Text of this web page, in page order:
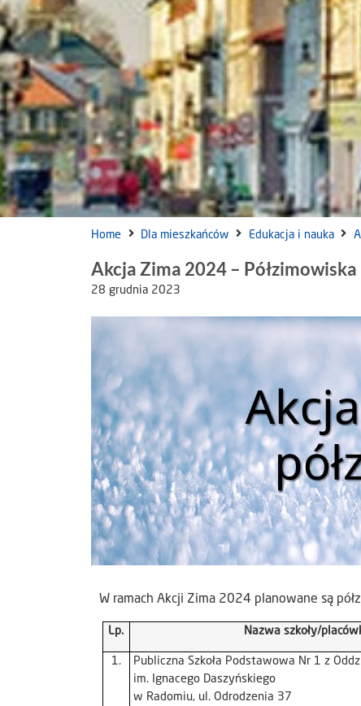
Home Dla mieszkańców Edukacja i nauka
Akcja Zima 2024 – Półzimowiska
28 grudnia 2023
W ramach Akcji Zima 2024 planowane są
Lp. Nazwa szkoły/
1.
Publiczna Szkoła Podstawowa Nr 1 z
im. Ignacego Daszyńskiego
w Radomiu, ul. Odrodzenia 37